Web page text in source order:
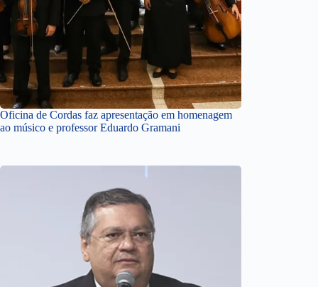
Oficina de Cordas faz apresentação em homenagem
ao músico e professor Eduardo Gramani